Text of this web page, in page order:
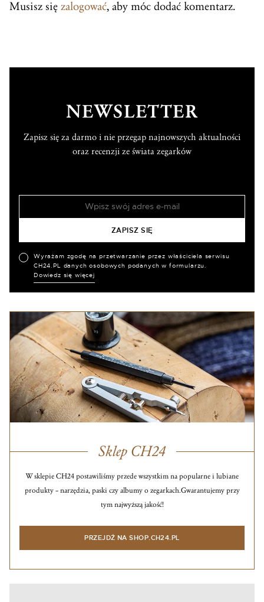
Musisz się zalogować, aby móc dodać komentarz.
NEWSLETTER
Zapisz się za darmo i nie przegap najnowszych aktualności
oraz recenzji ze świata zegarków
Wyrażam zgodę na przetwarzanie przez właściciela serwisu
CH24.PL danych osobowych podanych w formularzu.
Dowiedz się więcej
Sklep CH24
W sklepie CH24 postawiliśmy przede wszystkim na popularne i lubiane
produkty – narzędzia, paski czy albumy o zegarkach.Gwarantujemy przy
tym najwyższą jakość!
PRZEJDŹ NA SHOP.CH24.PL